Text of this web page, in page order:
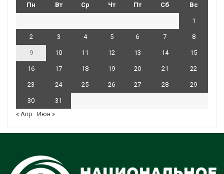
Пн Вт Ср Чт Пт Сб Вс
1
2 3 4 5 6 7 8
9 10 11 12 13 14 15
16 17 18 19 20 21 22
23 24 25 26 27 28 29
30
31
« Апр
Июн »